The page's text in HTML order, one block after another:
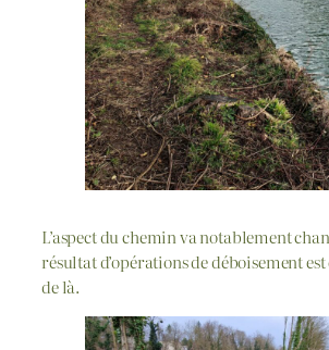
L’aspect du chemin va notablement
résultat d’opérations de déboisement est
de là.